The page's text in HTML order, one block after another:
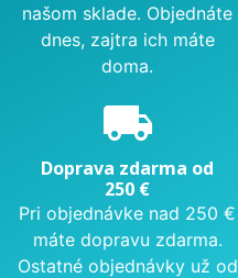
našom sklade. Objednáte
dnes, zajtra ich máte
doma.
local_shipping
Doprava zdarma od
250 €
Pri objednávke nad 250 €
máte dopravu zdarma.
Ostatné objednávky už od